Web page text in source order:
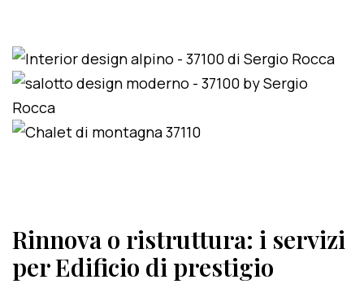
Rinnova o ristruttura: i servizi
per Edificio di prestigio